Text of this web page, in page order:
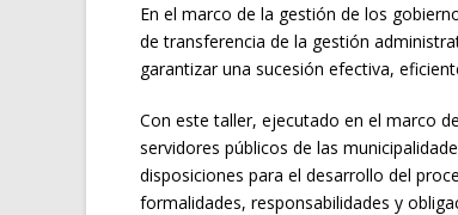
En el marco de la gestión de los
de transferencia de la gestión
garantizar una sucesión efectiva,
Con este taller, ejecutado en el marco
servidores públicos de las
disposiciones para el desarrollo del
formalidades, responsabilidades y